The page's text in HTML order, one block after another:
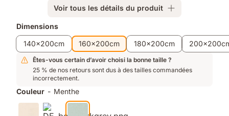
lattes
pour
une
aération
maximale
Voir tous les détails du produit
Produits
supplémentaires
Dimensions
140x200cm
160x200cm 180x200cm
Êtes-vous certain d’avoir choisi la bonne taille ?
25 % de nos retours sont dus à des tailles commandées
incorrectement.
Couleur - Menthe